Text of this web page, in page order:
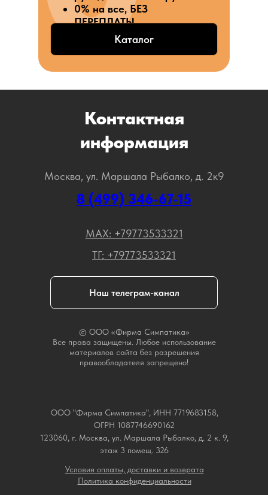
0% на все, БЕЗ
ПЕРЕПЛАТЫ
Каталог
Контактная
информация
Москва, ул. Маршала Рыбалко, д. 2к9
8 (499) 346-67-15
ТГ: +79773533321
МАХ: +79773533321
Наш телеграм-канал
© ООО «Фирма Симпатика»
Все права защищены. Любое использование
материалов сайта без разрешения
правообладателя запрещено!
ООО "Фирма Симпатика", ИНН 7719683158,
ОГРН 1087746690162
123060, г. Москва, ул. Маршала Рыбалко, д. 2 к. 9,
этаж 3 помещ. 326
Условия оплаты, доставки и возврата
Политика конфиденциальности